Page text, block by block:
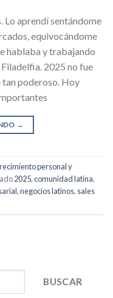
Lo aprendí sentándome
equivocándome
hablaba y trabajando
2025 no fue
tan poderoso. Hoy
→
personal y
2025,comunidad latina,
,negocios latinos, sales
BUSCAR